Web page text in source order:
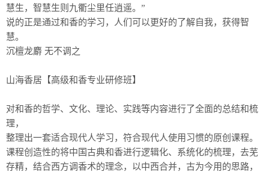
慧生，智慧生则九衢尘里任逍遥。”
说的正是通过和香的学习，人们可以更好的了解自我，获得智
慧。
沉檀龙麝 无不调之
山海香居【高级和香专业研修班】
对和香的哲学、文化、理论、实践等内容进行了全面的总结和梳
理，
整理出一套适合现代人学习，符合现代人使用习惯的原创课程。
课程创造性的将中国古典和香进行逻辑化、系统化的梳理，去芜
存精，结合西方调香术的理念，以中西合并，古为今用的思路，